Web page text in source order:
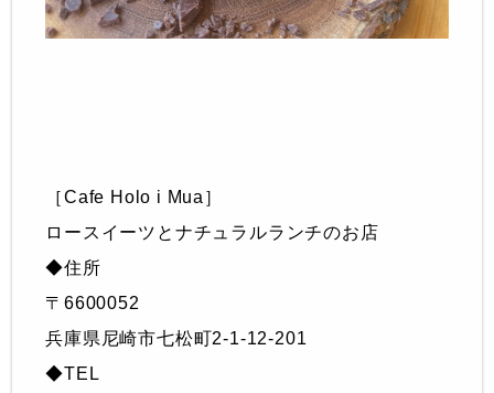
［Cafe Holo i Mua］
ロースイーツとナチュラルランチのお店
◆住所
〒6600052
兵庫県尼崎市七松町2-1-12-201
◆TEL